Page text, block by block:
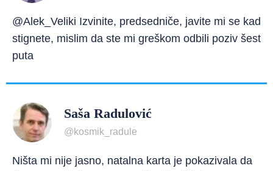
@Alek_Veliki Izvinite, predsedniče, javite mi se kad
stignete, mislim da ste mi greškom odbili poziv šest
puta
Saša Radulović
@kosmik_radule
Ništa mi nije jasno, natalna karta je pokazivala da